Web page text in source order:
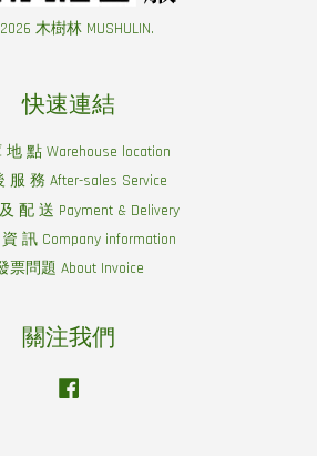
木樹林 MUSHULIN.
快速連結
地 點 Warehouse location
服 務 After-sales Service
配 送 Payment & Delivery
訊 Company information
票問題 About Invoice
關注我們